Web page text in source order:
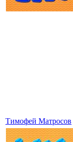
Тимофей Матросов